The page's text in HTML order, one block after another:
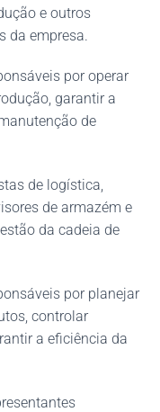
e outros
da empresa.
por operar
garantir a
de
de logística,
de armazém e
da cadeia de
por planejar
controlar
a eficiência da